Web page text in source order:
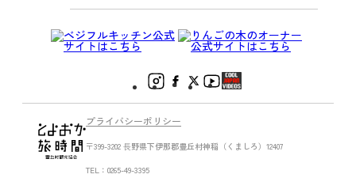
プライバシーポリシー
〒399-3202 ⻑野県下伊那郡豊丘村神稲（くましろ）12407
TEL：0265-49-3395